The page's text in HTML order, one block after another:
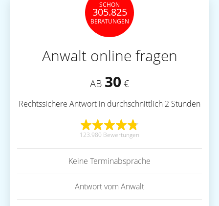
SCHON
305.825
BERATUNGEN
Anwalt online fragen
AB 30 €
Rechtssichere Antwort in durchschnittlich 2 Stunden
123.980 Bewertungen
Keine Terminabsprache
Antwort vom Anwalt